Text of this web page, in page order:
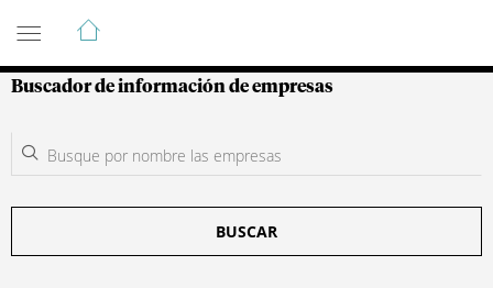
Guía de Empresas Colombianas
Buscador de información de empresas
BUSCAR